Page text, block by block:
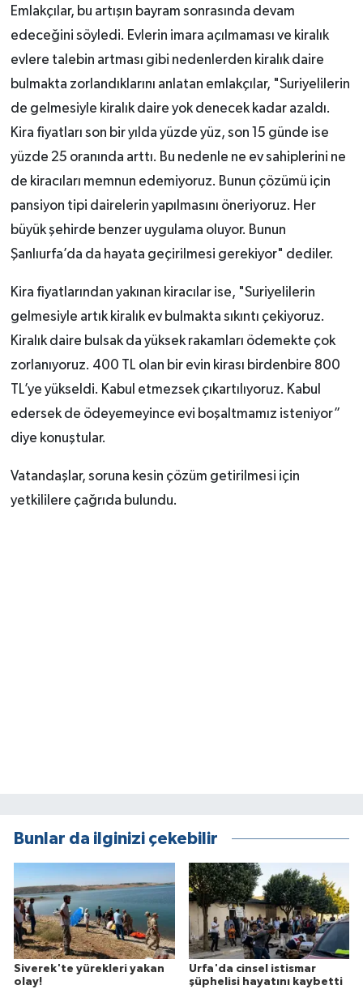
Emlakçılar, bu artışın bayram sonrasında devam
edeceğini söyledi. Evlerin imara açılmaması ve kiralık
evlere talebin artması gibi nedenlerden kiralık daire
bulmakta zorlandıklarını anlatan emlakçılar, "Suriyelilerin
de gelmesiyle kiralık daire yok denecek kadar azaldı.
Kira fiyatları son bir yılda yüzde yüz, son 15 günde ise
yüzde 25 oranında arttı. Bu nedenle ne ev sahiplerini ne
de kiracıları memnun edemiyoruz. Bunun çözümü için
pansiyon tipi dairelerin yapılmasını öneriyoruz. Her
büyük şehirde benzer uygulama oluyor. Bunun
Şanlıurfa’da da hayata geçirilmesi gerekiyor" dediler.
Kira fiyatlarından yakınan kiracılar ise, "Suriyelilerin
gelmesiyle artık kiralık ev bulmakta sıkıntı çekiyoruz.
Kiralık daire bulsak da yüksek rakamları ödemekte çok
zorlanıyoruz. 400 TL olan bir evin kirası birdenbire 800
TL’ye yükseldi. Kabul etmezsek çıkartılıyoruz. Kabul
edersek de ödeyemeyince evi boşaltmamız isteniyor”
diye konuştular.
Vatandaşlar, soruna kesin çözüm getirilmesi için
yetkililere çağrıda bulundu.
Bunlar da ilginizi çekebilir
Siverek'te yürekleri yakan
olay!
Urfa'da cinsel istismar
şüphelisi hayatını kaybetti